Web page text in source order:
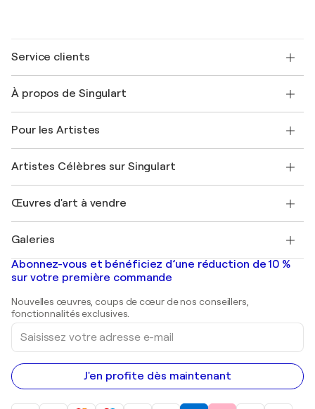
Service clients
Expédition
Offrir une carte cadeau
Rejoignez notre programme commercial
Mon compte
+33 1 76 44 06 42
À propos de Singulart
FAQ
Magazine Singulart
Emplois
Découvrez une sélection d'art original
Pour les Artistes
Se connecter en tant qu'Artiste
Artistes Célèbres sur Singulart
Marc Chagall
Banksy
Mr. Brainwash
Shepard Fairey
Œuvres d'art à vendre
Tableaux abstraits à vendre
Peintures de paysage
Estampes
Peintures acryliques
Galeries
Galeries d'art en France
Galeries d'art en Belgique
Abonnez-vous et bénéficiez d’une réduction de 10 %
sur votre première commande
Nouvelles œuvres, coups de cœur de nos conseillers,
fonctionnalités exclusives.
Saisissez
votre
adresse
e-
mail
J'en profite dès maintenant